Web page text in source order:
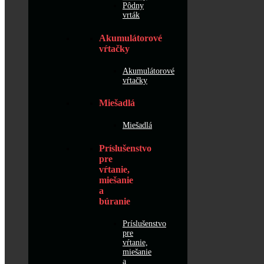
Pôdny
vrták
Akumulátorové
vŕtačky
Akumulátorové
vŕtačky
Miešadlá
Miešadlá
Príslušenstvo
pre
vŕtanie,
miešanie
a
búranie
Príslušenstvo
pre
vŕtanie,
miešanie
a